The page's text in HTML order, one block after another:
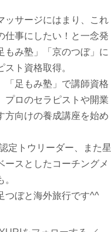
ッサージにはまり、これ
仕事にしたい！と一念発
もみ塾」「京のつぼ」に
スト資格取得。
「足もみ塾」で講師資格
プロのセラピストや開業
方向けの養成講座を始め
定トウリーダー、また星
ースとしたコーチングメ
つぼと海外旅行です^^